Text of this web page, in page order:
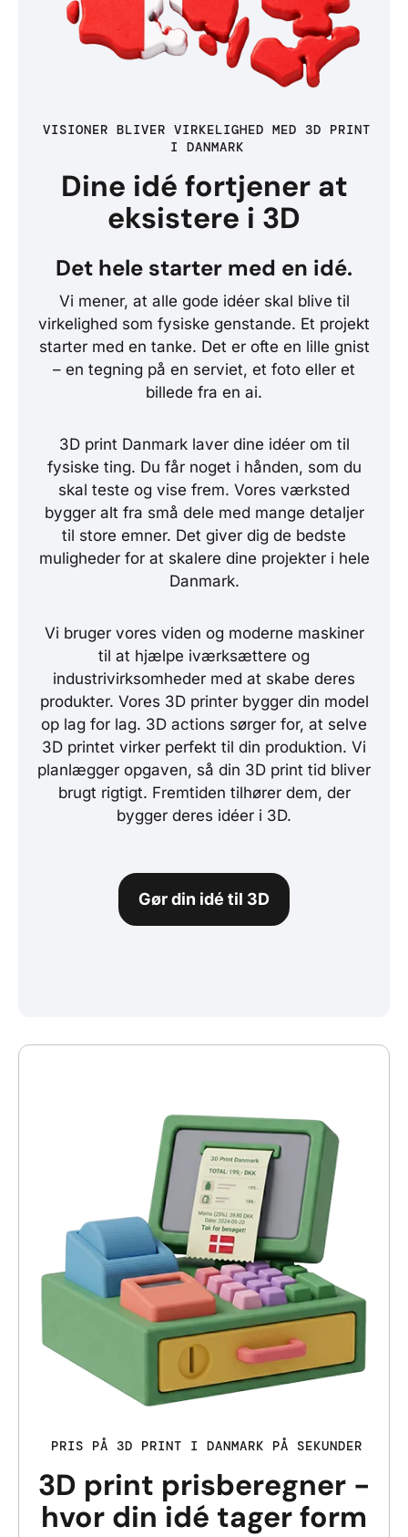
VISIONER BLIVER VIRKELIGHED MED 3D PRINT
I DANMARK
Dine idé fortjener at
eksistere i 3D
Det hele starter med en idé.
Vi mener, at alle gode idéer skal blive til
virkelighed som fysiske genstande. Et projekt
starter med en tanke. Det er ofte en lille gnist
– en tegning på en serviet, et foto eller et
billede fra en ai.
3D print Danmark laver dine idéer om til
fysiske ting. Du får noget i hånden, som du
skal teste og vise frem. Vores værksted
bygger alt fra små dele med mange detaljer
til store emner. Det giver dig de bedste
muligheder for at skalere dine projekter i hele
Danmark.
Vi bruger vores viden og moderne maskiner
til at hjælpe iværksættere og
industrivirksomheder med at skabe deres
produkter. Vores 3D printer bygger din model
op lag for lag. 3D actions sørger for, at selve
3D printet virker perfekt til din produktion. Vi
planlægger opgaven, så din 3D print tid bliver
brugt rigtigt. Fremtiden tilhører dem, der
bygger deres idéer i 3D.
Gør din idé til 3D
PRIS PÅ 3D PRINT I DANMARK PÅ SEKUNDER
3D print prisberegner -
hvor din idé tager form